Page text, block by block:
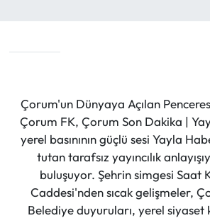
Çorum'un Dünyaya Açılan
Çorum FK, Çorum Son Dakika |
yerel basınının güçlü sesi Yayla
tutan tarafsız yayıncılık
buluşuyor. Şehrin simgesi Saat
Caddesi'nden sıcak gelişmeler,
Belediye duyuruları, yerel siyaset